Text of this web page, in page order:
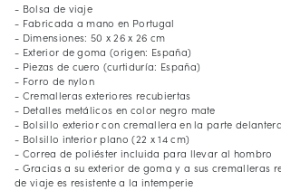
- Bolsa de viaje
- Fabricada a mano en Portugal
- Dimensiones: 50 x 26 x 26 cm
- Exterior de goma (origen: España)
- Piezas de cuero (curtiduría: España)
- Forro de nylon
- Cremalleras exteriores recubiertas
- Detalles metálicos en color negro mate
- Bolsillo exterior con cremallera en la parte delantera
- Bolsillo interior plano (22 x 14 cm)
- Correa de poliéster incluida para llevar al hombro
- Gracias a su exterior de goma y a sus cremalleras
de viaje es resistente a la intemperie